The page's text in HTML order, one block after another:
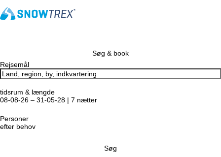
Søg & book
Rejsemål
tidsrum & længde
08-08-26 – 31-05-28 | 7 nætter
Personer
efter behov
Søg